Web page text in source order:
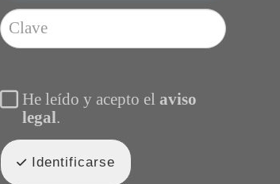
He leído y acepto el aviso
legal.
Identificarse